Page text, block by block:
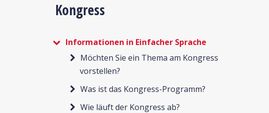
Kongress
Informationen in Einfacher Sprache
Möchten Sie ein Thema am Kongress
vorstellen?
Was ist das Kongress-Programm?
Wie läuft der Kongress ab?